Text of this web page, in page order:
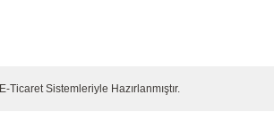
E-TicaretSistemleriyle Hazırlanmıştır.